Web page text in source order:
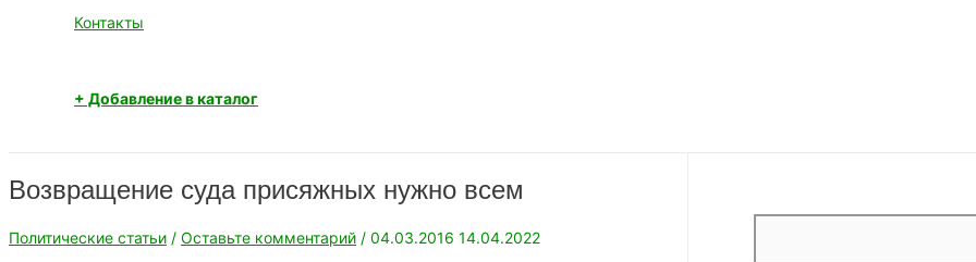
Контакты
+ Добавление в каталог
Возвращение суда присяжных нужно всем
Политические статьи / Оставьте комментарий / 04.03.2016 14.04.2022